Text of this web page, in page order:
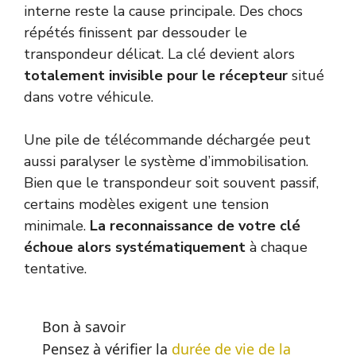
interne reste la cause principale. Des chocs
répétés finissent par dessouder le
transpondeur délicat. La clé devient alors
totalement invisible pour le récepteur situé
dans votre véhicule.
Une pile de télécommande déchargée peut
aussi paralyser le système d’immobilisation.
Bien que le transpondeur soit souvent passif,
certains modèles exigent une tension
minimale. La reconnaissance de votre clé
échoue alors systématiquement à chaque
tentative.
Bon à savoir
Pensez à vérifier la durée de vie de la